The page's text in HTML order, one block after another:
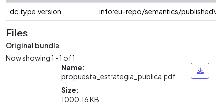
dc.type.version
info:eu-repo/semantics/
Files
Original bundle
Now showing1 - 1 of 1
Name:
propuesta_estrategia_publica.pdf
Size:
1000.16 KB